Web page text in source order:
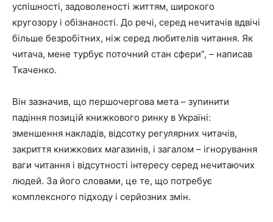
успішності, задоволеності життям, широкого
кругозору і обізнаності. До речі, серед нечитачів вдвічі
більше безробітних, ніж серед любителів читання. Як
читача, мене турбує поточний стан сфери”, – написав
Ткаченко.
Він зазначив, що першочергова мета – зупинити
падіння позицій книжкового ринку в Україні:
зменшення накладів, відсотку регулярних читачів,
закриття книжкових магазинів, і загалом – ігнорування
ваги читання і відсутності інтересу серед нечитаючих
людей. За його словами, це те, що потребує
комплексного підходу і серйозних змін.